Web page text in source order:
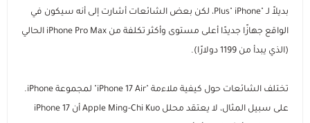
بديلاً لـ "Plus" iPhone، لكن بعض الشائعات أشارت إلى أنه سيكون في
الواقع جهازًا جديدًا أعلى مستوى وأكثر تكلفة من iPhone Pro Max الحالي
(الذي يبدأ من 1199 دولارًا).
تختلف الشائعات حول كيفية ملاءمة "iPhone 17 Air" لمجموعة iPhone.
على سبيل المثال، لا يعتقد محلل Apple Ming-Chi Kuo أن iPhone 17